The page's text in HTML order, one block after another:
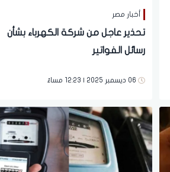
أخبار مصر
تحذير عاجل من شركة الكهرباء بشأن
رسائل الفواتير
06 ديسمبر 2025 | 12:23 مساءً